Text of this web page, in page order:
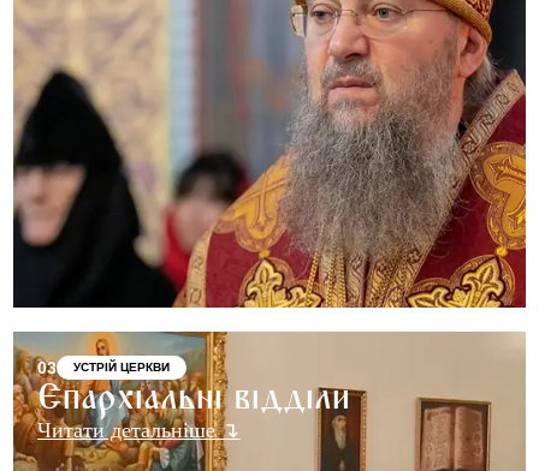
03 УСТРІЙ ЦЕРКВИ
Єпархіальні відділи
Читати детальніше ↴